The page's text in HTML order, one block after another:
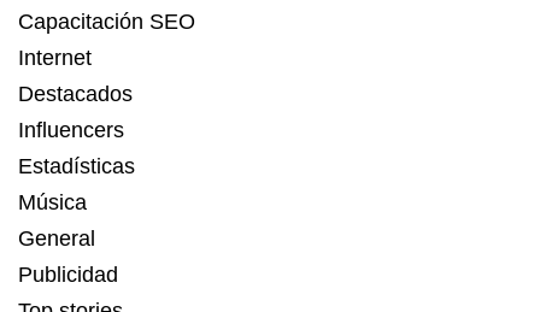
Capacitación SEO
Internet
Destacados
Influencers
Estadísticas
Música
General
Publicidad